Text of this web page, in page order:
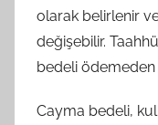
olarak belirlenir
değişebilir.
bedeli ödemeden
Cayma bedeli,